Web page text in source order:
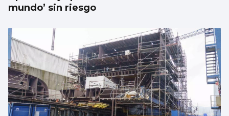
mundo’ sin riesgo